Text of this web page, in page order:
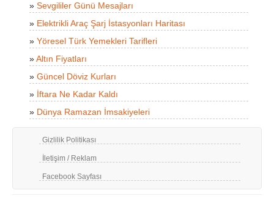
» Sevgililer Günü Mesajları
» Elektrikli Araç Şarj İstasyonları Haritası
» Yöresel Türk Yemekleri Tarifleri
»Altın Fiyatları
» Güncel Döviz Kurları
» İftara Ne Kadar Kaldı
» Dünya Ramazan İmsakiyeleri
Gizlilik Politikası
İletişim / Reklam
Facebook Sayfası